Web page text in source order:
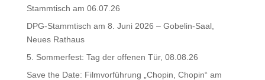
Stammtisch am 06.07.26
DPG-Stammtisch am 8. Juni 2026 – Gobelin-Saal,
Neues Rathaus
5. Sommerfest: Tag der offenen Tür, 08.08.26
Save the Date: Filmvorführung „Chopin, Chopin“ am